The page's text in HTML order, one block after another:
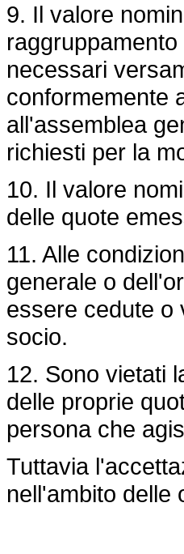
9. Il valore
necessari
conformemente
all'assemblea
richiesti per la
10. Il valore
delle quote
11. Alle
generale o
essere cedute o
socio.
12. Sono vietati
delle proprie
persona che
Tuttavia
nell'ambito delle